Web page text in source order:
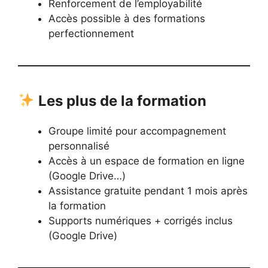
Renforcement de l’employabilité
Accès possible à des formations
perfectionnement
Les plus de la formation
Groupe limité pour accompagnement
personnalisé
Accès à un espace de formation en ligne
(Google Drive…)
Assistance gratuite pendant 1 mois après
la formation
Supports numériques + corrigés inclus
(Google Drive)